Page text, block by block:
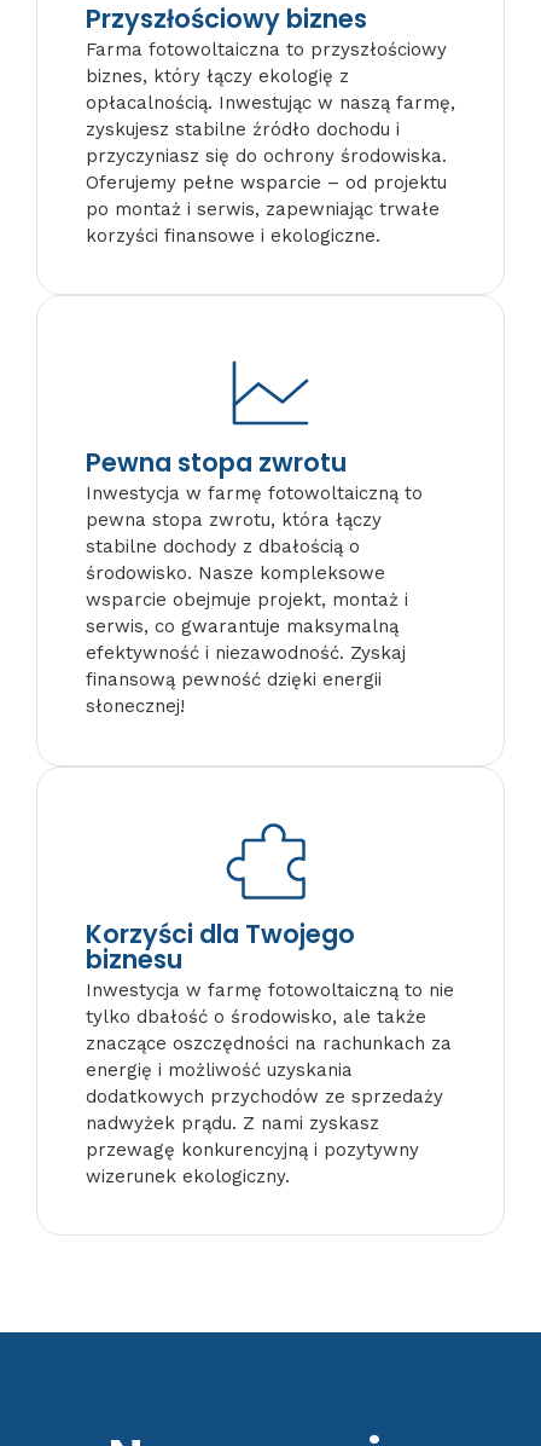
Przyszłościowy biznes
Farma fotowoltaiczna to przyszłościowy
biznes, który łączy ekologię z
opłacalnością. Inwestując w naszą farmę,
zyskujesz stabilne źródło dochodu i
przyczyniasz się do ochrony środowiska.
Oferujemy pełne wsparcie – od projektu
po montaż i serwis, zapewniając trwałe
korzyści finansowe i ekologiczne.
Pewna stopa zwrotu
Inwestycja w farmę fotowoltaiczną to
pewna stopa zwrotu, która łączy
stabilne dochody z dbałością o
środowisko. Nasze kompleksowe
wsparcie obejmuje projekt, montaż i
serwis, co gwarantuje maksymalną
efektywność i niezawodność. Zyskaj
finansową pewność dzięki energii
słonecznej!
Korzyści dla Twojego
biznesu
Inwestycja w farmę fotowoltaiczną to nie
tylko dbałość o środowisko, ale także
znaczące oszczędności na rachunkach za
energię i możliwość uzyskania
dodatkowych przychodów ze sprzedaży
nadwyżek prądu. Z nami zyskasz
przewagę konkurencyjną i pozytywny
wizerunek ekologiczny.